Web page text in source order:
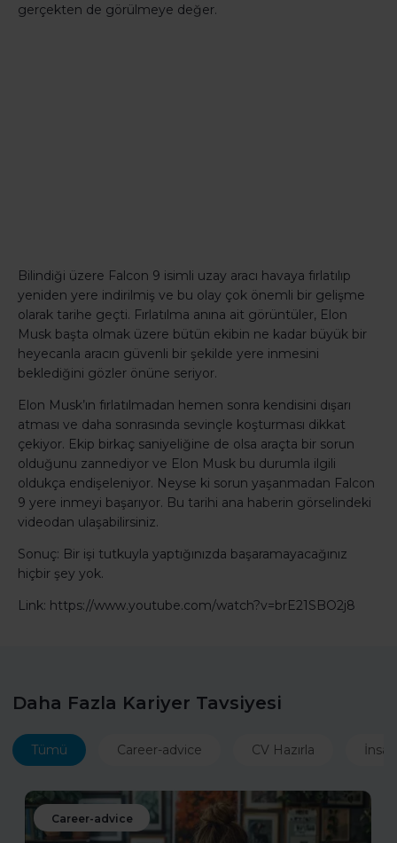
gerçekten de görülmeye değer.
Bilindiği üzere Falcon 9 isimli uzay aracı havaya fırlatılıp
yeniden yere indirilmiş ve bu olay çok önemli bir gelişme
olarak tarihe geçti. Fırlatılma anına ait görüntüler, Elon
Musk başta olmak üzere bütün ekibin ne kadar büyük bir
heyecanla aracın güvenli bir şekilde yere inmesini
beklediğini gözler önüne seriyor.
Elon Musk’ın fırlatılmadan hemen sonra kendisini dışarı
atması ve daha sonrasında sevinçle koşturması dikkat
çekiyor. Ekip birkaç saniyeliğine de olsa araçta bir sorun
olduğunu zannediyor ve Elon Musk bu durumla ilgili
oldukça endişeleniyor. Neyse ki sorun yaşanmadan Falcon
9 yere inmeyi başarıyor. Bu tarihi ana haberin görselindeki
videodan ulaşabilirsiniz.
Sonuç: Bir işi tutkuyla yaptığınızda başaramayacağınız
hiçbir şey yok.
Link: https://www.youtube.com/watch?v=brE21SBO2j8
Daha Fazla Kariyer Tavsiyesi
Tümü Career-advice CV Hazırla
Career-advice